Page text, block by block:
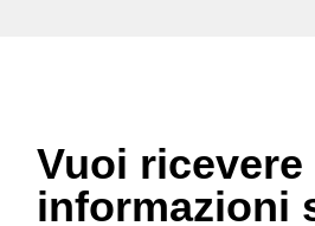
Vuoi
informazioni